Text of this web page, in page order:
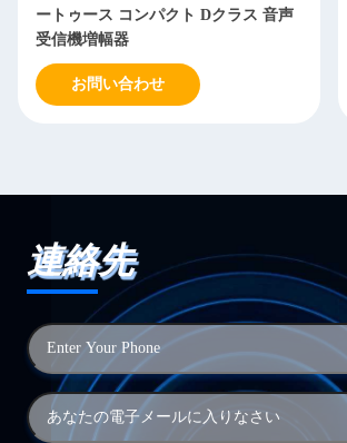
ートゥース コンパクト Dクラス 音声
受信機増幅器
お問い合わせ
連絡先